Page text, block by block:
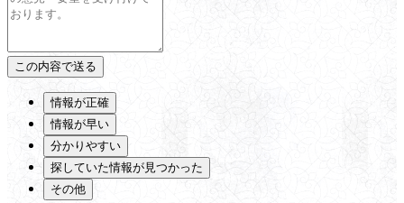
情報が正確
情報が早い
分かりやすい
探していた情報が見つかった
その他